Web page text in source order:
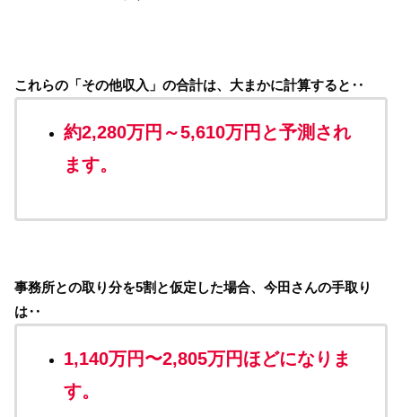
これらの「その他収入」の合計は、大まかに計算すると‥
約2,280万円～5,610万円と予測され
ます。
事務所との取り分を5割と仮定した場合、今田さんの手取り
は‥
1,140万円〜2,805万円ほどになりま
す。